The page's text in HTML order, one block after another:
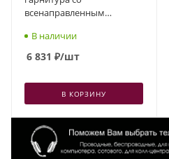
всенаправленным
акустической защитой,
разъем QD, два динамика
В наличии
6 831 ₽/шт
В КОРЗИНУ